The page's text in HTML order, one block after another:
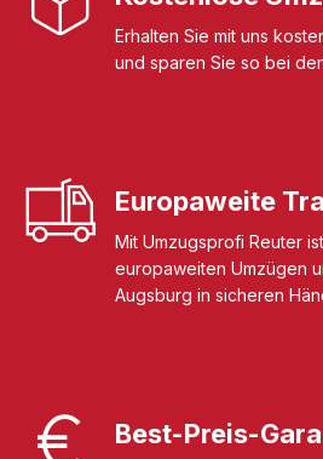
Erhalten Sie mit uns
und sparen Sie so bei
Europaweite
Mit Umzugsprofi Reuter
europaweiten Umzügen
Augsburg in sicheren
Best-Preis-